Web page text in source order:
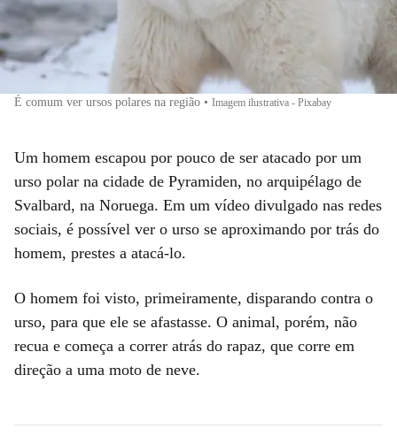
É comum ver ursos polares na região • Imagem ilustrativa - Pixabay
Um homem escapou por pouco de ser atacado por um
urso polar na cidade de Pyramiden, no arquipélago de
Svalbard, na Noruega. Em um vídeo divulgado nas redes
sociais, é possível ver o urso se aproximando por trás do
homem, prestes a atacá-lo.
O homem foi visto, primeiramente, disparando contra o
urso, para que ele se afastasse. O animal, porém, não
recua e começa a correr atrás do rapaz, que corre em
direção a uma moto de neve.